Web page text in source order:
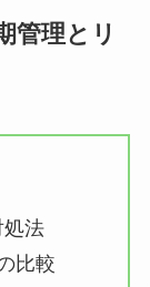
管理とリ
処法
比較